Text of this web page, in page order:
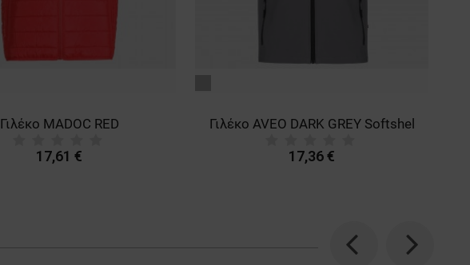
Γιλέκο MADOC RED
17,61 €
Γιλέκο AVEO DARK GREY Softshel
17,36 €